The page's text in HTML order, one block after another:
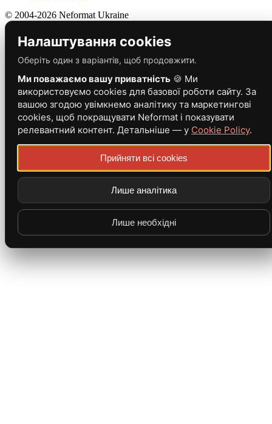
© 2004-2026 Neformat Ukraine
Налаштування cookies
Оберіть один з варіантів, щоб продовжити.
Ми поважаємо вашу приватність 🍪 Ми
використовуємо cookies для базової роботи сайту. За
вашою згодою увімкнемо аналітику та маркетингові
cookies, щоб покращувати Neformat і показувати
релевантний контент. Детальніше — у Cookie Policy.
Прийняти всі cookies
Лише аналітика
Лише необхідні